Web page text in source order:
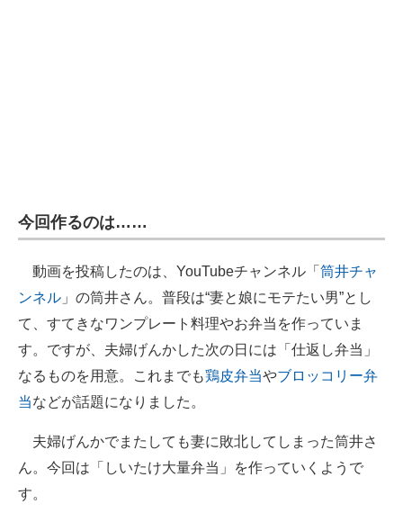
今回作るのは……
動画を投稿したのは、YouTubeチャンネル「 筒井チャ
ンネル 」の筒井さん。普段は“妻と娘にモテたい男”とし
て、すてきなワンプレート料理やお弁当を作っていま
す。ですが、夫婦げんかした次の日には「仕返し弁当」
なるものを用意。これまでも鶏皮弁当やブロッコリー弁
当などが話題になりました。
夫婦げんかでまたしても妻に敗北してしまった筒井さ
ん。今回は「しいたけ大量弁当」を作っていくようで
す。